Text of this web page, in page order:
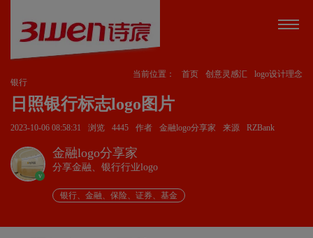
当前位置： 首页 创意灵感汇
logo设计理念
银行
日照银行标志logo图片
2023-10-06 08:58:31 浏览 4445 作者 金融logo分享家 来源 RZBank
v
金融logo分享家
分享金融、银行行业logo
银行、金融、保险、证券、基金